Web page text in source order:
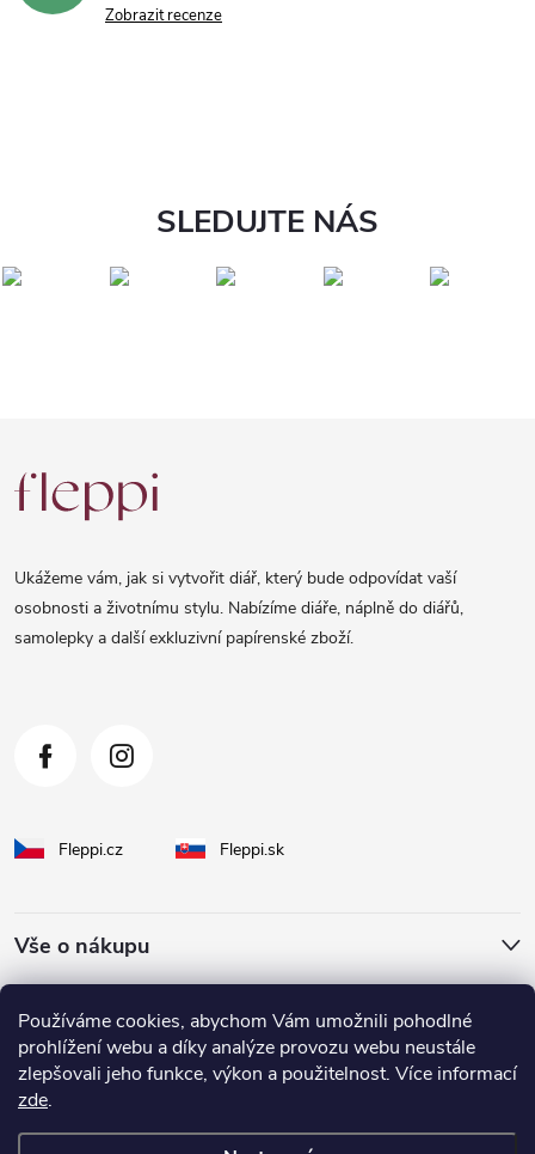
Používáme cookies, abychom Vám umožnili pohodlné
prohlížení webu a díky analýze provozu webu neustále
zlepšovali jeho funkce, výkon a použitelnost. Více informací
zde.
Zobrazit recenze
SLEDUJTE NÁS
á
Ukážeme vám, jak si vytvořit diář, který bude odpovídat vaší
osobnosti a životnímu stylu. Nabízíme diáře, náplně do diářů,
samolepky a další exkluzivní papírenské zboží.
Fleppi.cz Fleppi.sk
Vše o nákupu
O Fleppi
Inspirace pro vás